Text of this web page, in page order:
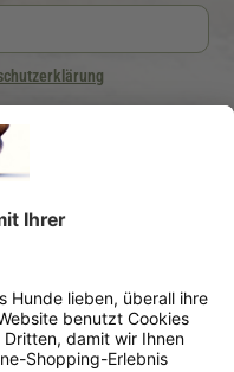
Hundefutter und -zubehör per
ich jederzeit unter "Abmelden"
€ Bestellwert, nicht kombinierbar
nicht für frühere Bestellungen.
auf Dich. Deine Daten bleiben
Kauf senden wir Dir ggf. ähnliche
jederzeit widersprechen, z. B.
Datenschutzerklärung.